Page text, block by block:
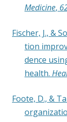
Medi­ci­ne,
Fischer, J., &
tion
dence
health.
Foo­te, D., &